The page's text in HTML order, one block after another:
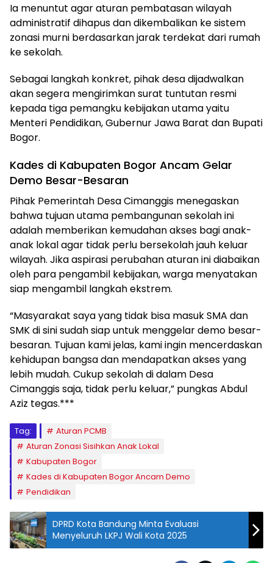
Ia menuntut agar aturan pembatasan wilayah
administratif dihapus dan dikembalikan ke sistem
zonasi murni berdasarkan jarak terdekat dari rumah
ke sekolah.
Sebagai langkah konkret, pihak desa dijadwalkan
akan segera mengirimkan surat tuntutan resmi
kepada tiga pemangku kebijakan utama yaitu
Menteri Pendidikan, Gubernur Jawa Barat dan Bupati
Bogor.
Kades di Kabupaten Bogor Ancam Gelar
Demo Besar-Besaran
Pihak Pemerintah Desa Cimanggis menegaskan
bahwa tujuan utama pembangunan sekolah ini
adalah memberikan kemudahan akses bagi anak-
anak lokal agar tidak perlu bersekolah jauh keluar
wilayah. Jika aspirasi perubahan aturan ini diabaikan
oleh para pengambil kebijakan, warga menyatakan
siap mengambil langkah ekstrem.
“Masyarakat saya yang tidak bisa masuk SMA dan
SMK di sini sudah siap untuk menggelar demo besar-
besaran. Tujuan kami jelas, kami ingin mencerdaskan
kehidupan bangsa dan mendapatkan akses yang
lebih mudah. Cukup sekolah di dalam Desa
Cimanggis saja, tidak perlu keluar,” pungkas Abdul
Aziz tegas.***
Tag:
Aturan PCMB
Aturan Zonasi Sisihkan Anak Lokal
Kabupaten Bogor
Kades di Kabupaten Bogor Ancam Demo
Pendidikan
DPRD Kota Bandung Minta Evaluasi
Menyeluruh LKPJ Wali Kota 2025